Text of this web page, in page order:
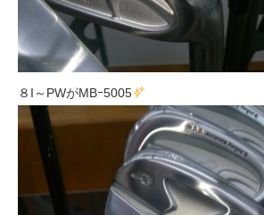
８I～PWがMBｰ5005